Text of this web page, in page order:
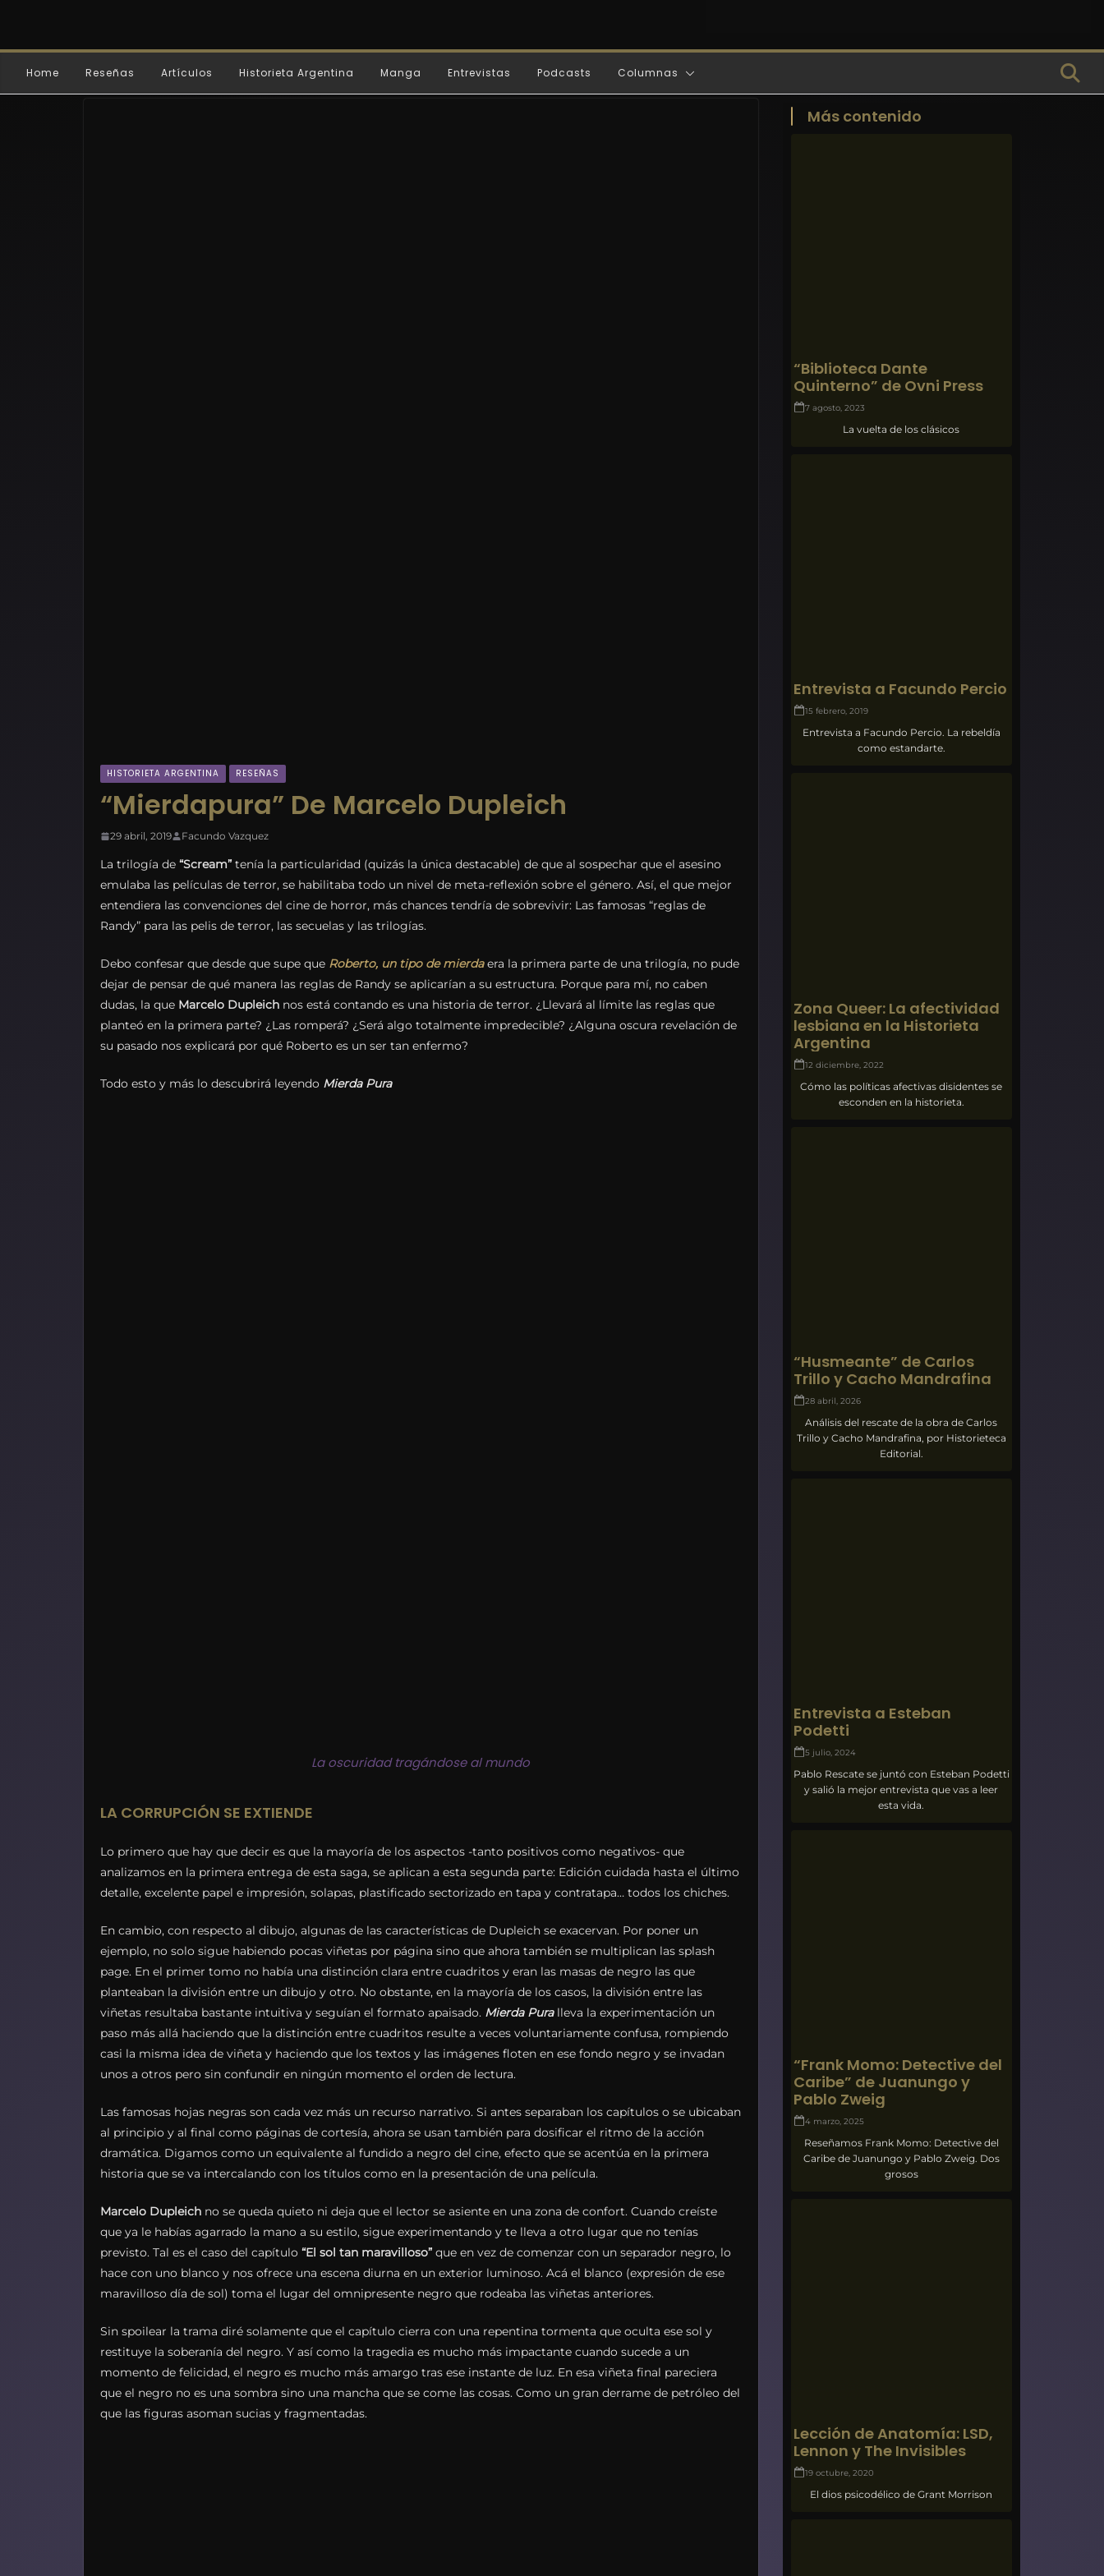
Home Reseñas Artículos Historieta Argentina Manga Entrevistas Podcasts Columnas
HISTORIETA ARGENTINA RESEÑAS
“Mierdapura” De Marcelo Dupleich
29 abril, 2019 Facundo Vazquez
La trilogía de “Scream” tenía la particularidad (quizás la única destacable) de que al sospechar que el asesino
emulaba las películas de terror, se habilitaba todo un nivel de meta-reflexión sobre el género. Así, el que mejor
entendiera las convenciones del cine de horror, más chances tendría de sobrevivir: Las famosas “reglas de
Randy” para las pelis de terror, las secuelas y las trilogías.
Debo confesar que desde que supe que Roberto, un tipo de mierdaera la primera parte de una trilogía, no pude
dejar de pensar de qué manera las reglas de Randy se aplicarían a su estructura. Porque para mí, no caben
dudas, la que Marcelo Dupleich nos está contando es una historia de terror. ¿Llevará al límite las reglas que
planteó en la primera parte? ¿Las romperá? ¿Será algo totalmente impredecible? ¿Alguna oscura revelación de
su pasado nos explicará por qué Roberto es un ser tan enfermo?
Todo esto y más lo descubrirá leyendo Mierda Pura
La oscuridad tragándose al mundo
LA CORRUPCIÓN SE EXTIENDE
Lo primero que hay que decir es que la mayoría de los aspectos -tanto positivos como negativos- que
analizamos en la primera entrega de esta saga, se aplican a esta segunda parte: Edición cuidada hasta el último
detalle, excelente papel e impresión, solapas, plastificado sectorizado en tapa y contratapa… todos los chiches.
En cambio, con respecto al dibujo, algunas de las características de Dupleich se exacervan. Por poner un
ejemplo, no solo sigue habiendo pocas viñetas por página sino que ahora también se multiplican las splash
page. En el primer tomo no había una distinción clara entre cuadritos y eran las masas de negro las que
planteaban la división entre un dibujo y otro. No obstante, en la mayoría de los casos, la división entre las
viñetas resultaba bastante intuitiva y seguían el formato apaisado. Mierda Puralleva la experimentación un
paso más allá haciendo que la distinción entre cuadritos resulte a veces voluntariamente confusa, rompiendo
casi la misma idea de viñeta y haciendo que los textos y las imágenes floten en ese fondo negro y se invadan
unos a otros pero sin confundir en ningún momento el orden de lectura.
Las famosas hojas negras son cada vez más un recurso narrativo. Si antes separaban los capítulos o se ubicaban
al principio y al final como páginas de cortesía, ahora se usan también para dosificar el ritmo de la acción
dramática. Digamos como un equivalente al fundido a negro del cine, efecto que se acentúa en la primera
historia que se va intercalando con los títulos como en la presentación de una película.
Marcelo Dupleich no se queda quieto ni deja que el lector se asiente en una zona de confort. Cuando creíste
que ya le habías agarrado la mano a su estilo, sigue experimentando y te lleva a otro lugar que no tenías
previsto. Tal es el caso del capítulo “El sol tan maravilloso” que en vez de comenzar con un separador negro, lo
hace con uno blanco y nos ofrece una escena diurna en un exterior luminoso. Acá el blanco (expresión de ese
maravilloso día de sol) toma el lugar del omnipresente negro que rodeaba las viñetas anteriores.
Sin spoilear la trama diré solamente que el capítulo cierra con una repentina tormenta que oculta ese sol y
restituye la soberanía del negro. Y así como la tragedia es mucho más impactante cuando sucede a un
momento de felicidad, el negro es mucho más amargo tras ese instante de luz. En esa viñeta final pareciera
que el negro no es una sombra sino una mancha que se come las cosas. Como un gran derrame de petróleo del
que las figuras asoman sucias y fragmentadas.
Más contenido
“Biblioteca Dante
Quinterno” de Ovni Press
7 agosto, 2023
La vuelta de los clásicos
Entrevista a Facundo Percio
15 febrero, 2019
Entrevista a Facundo Percio. La rebeldía
como estandarte.
Zona Queer: La afectividad
lesbiana en la Historieta
Argentina
12 diciembre, 2022
Cómo las políticas afectivas disidentes se
esconden en la historieta.
“Husmeante” de Carlos
Trillo y Cacho Mandrafina
28 abril, 2026
Análisis del rescate de la obra de Carlos
Trillo y Cacho Mandrafina, por Historieteca
Editorial.
Entrevista a Esteban
Podetti
5 julio, 2024
Pablo Rescate se juntó con Esteban Podetti
y salió la mejor entrevista que vas a leer
esta vida.
“Frank Momo: Detective del
Caribe” de Juanungo y
Pablo Zweig
4 marzo, 2025
Reseñamos Frank Momo: Detective del
Caribe de Juanungo y Pablo Zweig. Dos
grosos
Lección de Anatomía: LSD,
Lennon y The Invisibles
19 octubre, 2020
El dios psicodélico de Grant Morrison